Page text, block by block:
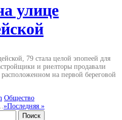
улице
79 стала целой эпопеей для
и риелторы продавали
на первой береговой
Общество
»Последняя »